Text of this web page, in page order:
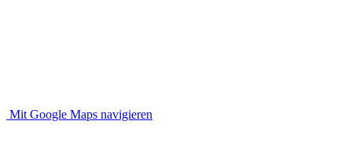
Mit Google Maps navigieren